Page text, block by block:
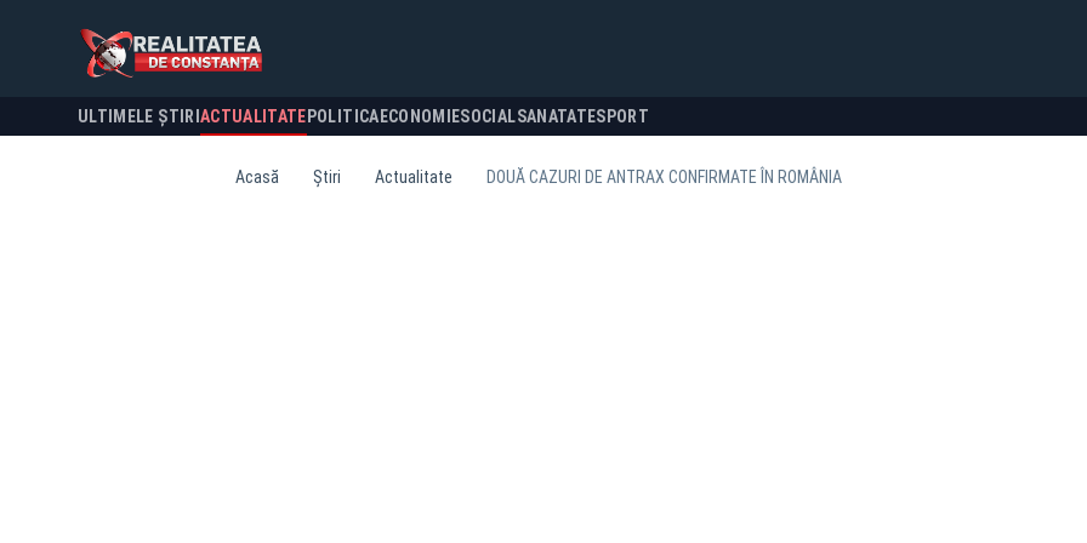
ULTIMELE ȘTIRI ACTUALITATE POLITICA ECONOMIESOCIALSANATATESPORT
Acasă Știri Actualitate DOUĂ CAZURI DE ANTRAX CONFIRMATE ÎN ROMÂNIA